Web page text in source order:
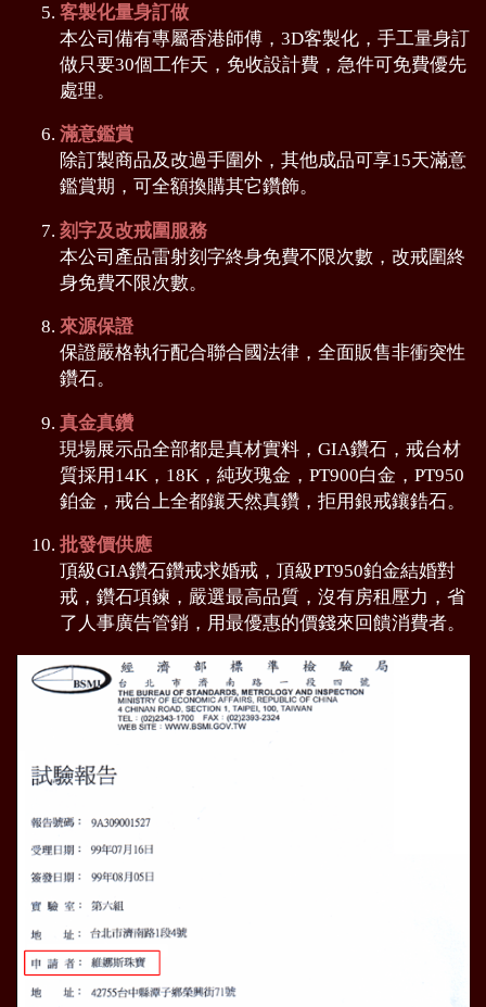
客製化量身訂做
本公司備有專屬香港師傅，3D客製化，手工量身訂
做只要30個工作天，免收設計費，急件可免費優先
處理。
滿意鑑賞
除訂製商品及改過手圍外，其他成品可享15天滿意
鑑賞期，可全額換購其它鑽飾。
刻字及改戒圍服務
本公司產品雷射刻字終身免費不限次數，改戒圍終
身免費不限次數。
來源保證
保證嚴格執行配合聯合國法律，全面販售非衝突性
鑽石。
真金真鑽
現場展示品全部都是真材實料，GIA鑽石，戒台材
質採用14K，18K，純玫瑰金，PT900白金，PT950
鉑金，戒台上全都鑲天然真鑽，拒用銀戒鑲鋯石。
批發價供應
頂級GIA鑽石鑽戒求婚戒，頂級PT950鉑金結婚對
戒，鑽石項鍊，嚴選最高品質，沒有房租壓力，省
了人事廣告管銷，用最優惠的價錢來回饋消費者。